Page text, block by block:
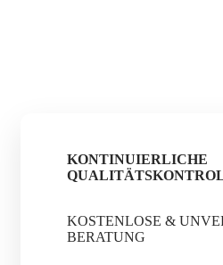
KONTINUIERLICHE
KOSTENLOSE &
BERATUNG